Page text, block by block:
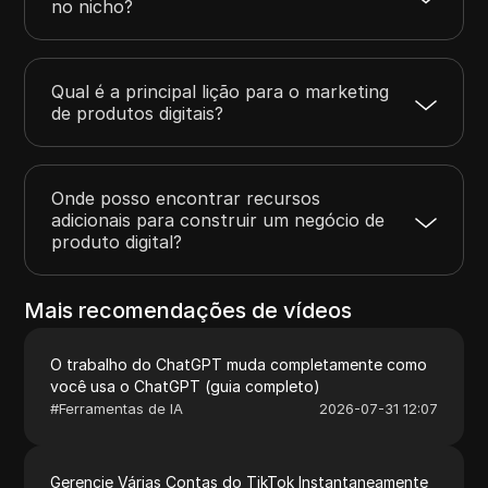
no nicho?
Qual é a principal lição para o marketing
de produtos digitais?
Onde posso encontrar recursos
adicionais para construir um negócio de
produto digital?
Mais recomendações de vídeos
O trabalho do ChatGPT muda completamente como
você usa o ChatGPT (guia completo)
#Ferramentas de IA 2026-07-31 12:07
Gerencie Várias Contas do TikTok Instantaneamente